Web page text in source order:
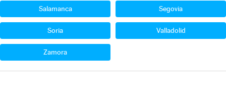
Salamanca Segovia
Soria Valladolid
Zamora